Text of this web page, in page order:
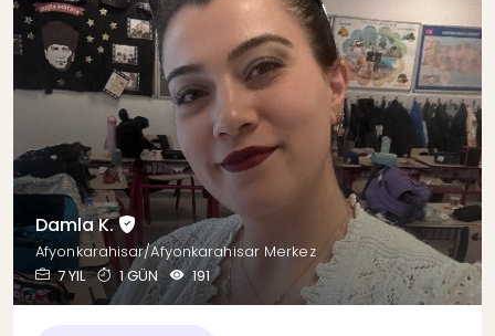
Damla K.
Afyonkarahisar/Afyonkarahisar Merkez
7 YIL
1 GÜN 191